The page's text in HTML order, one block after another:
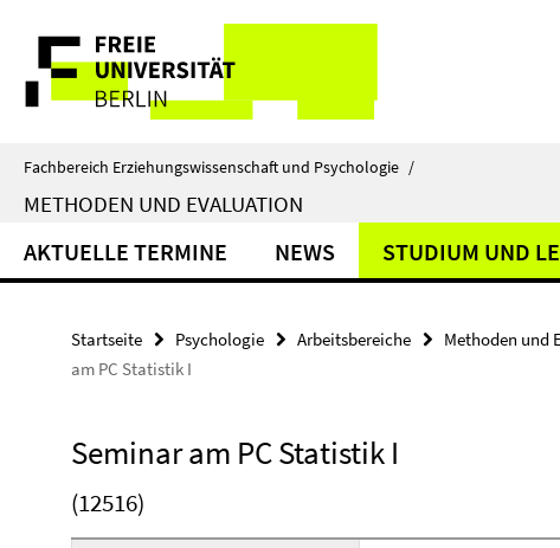
direkt
Inhalt
Service-
Navigation
Fachbereich Erziehungswissenschaft und Psychologie /
METHODEN UND EVALUATION
AKTUELLE TERMINE NEWS STUDIUM UND
Startseite Psychologie Arbeitsbereiche Methoden und
am PC Statistik I
Seminar am PC Statistik I
(12516)